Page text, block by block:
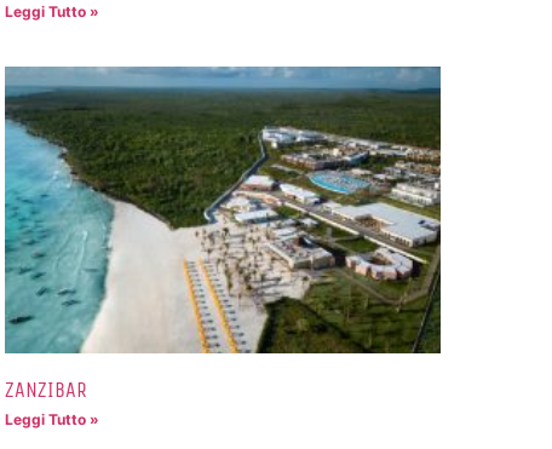
Leggi Tutto »
ZANZIBAR
Leggi Tutto »